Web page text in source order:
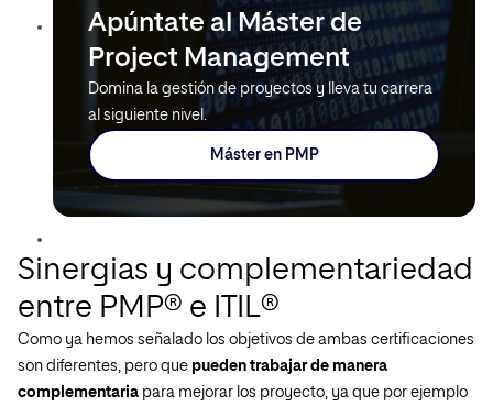
Apúntate al Máster de
Project Management
Domina la gestión de proyectos y lleva tu carrera
al siguiente nivel.
Máster en PMP
Sinergias y complementariedad
entre PMP® e ITIL®
Como ya hemos señalado los objetivos de ambas certificaciones
son diferentes, pero que pueden trabajar de manera
complementaria para mejorar los proyecto, ya que por ejemplo